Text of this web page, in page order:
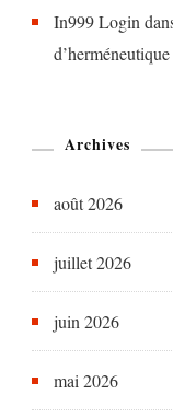
In999 Login
Archives
août 2026
juillet 2026
juin 2026
mai 2026